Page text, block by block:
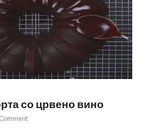
со црвено вино